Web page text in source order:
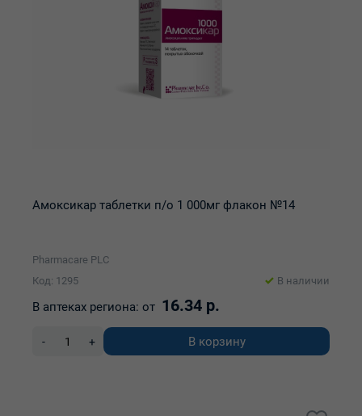
Амоксикар таблетки п/о 1 000мг флакон №14
Pharmacare PLC
Код: 1295
В наличии
В аптеках региона: от 16.34 р.
- + В корзину